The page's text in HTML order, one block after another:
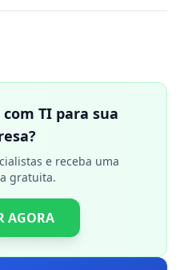
TI para sua
e receba uma
gratuita.
AGORA